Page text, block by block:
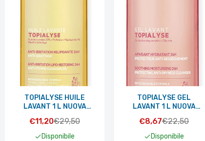
TOPIALYSE HUILE
LAVANT 1 L NUOVA
€11,20€29,50
Disponibile
TOPIALYSE GEL
LAVANT 1 L NUOVA
€8,67€22,50
Disponibile